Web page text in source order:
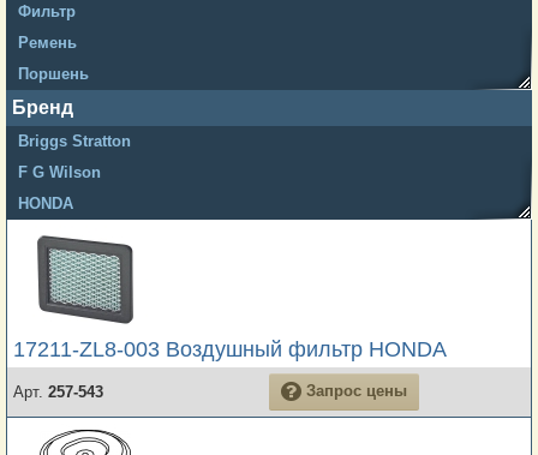
Фильтр
Ремень
Поршень
Кольца
Бренд
Briggs Stratton
F G Wilson
HONDA
Mecc Alte
NONAME
17211-ZL8-003 Воздушный фильтр HONDA
Арт. 257-543 Запрос цены